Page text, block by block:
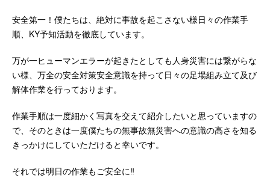
安全第一！僕たちは、絶対に事故を起こさない様日々の作業手
順、KY予知活動を徹底しています。
万が一ヒューマンエラーが起きたとしても人身災害には繋がらな
い様、万全の安全対策安全意識を持って日々の足場組み立て及び
解体作業を行っております。
作業手順は一度細かく写真を交えて紹介したいと思っていますの
で、そのときは一度僕たちの無事故無災害への意識の高さを知る
きっかけにしていただけると幸いです。
それでは明日の作業もご安全に‼︎